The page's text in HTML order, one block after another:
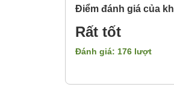
Điểm đánh giá của
Rất tốt
Đánh giá: 176 lượt